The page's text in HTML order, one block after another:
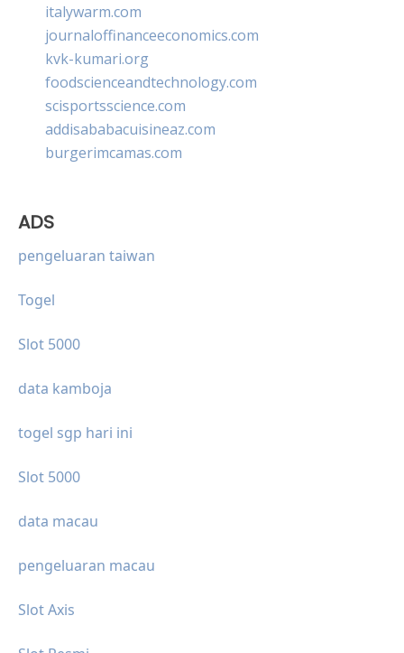
italywarm.com
journaloffinanceeconomics.com
kvk-kumari.org
foodscienceandtechnology.com
scisportsscience.com
addisababacuisineaz.com
burgerimcamas.com
ADS
pengeluaran taiwan
Togel
Slot 5000
data kamboja
togel sgp hari ini
Slot 5000
data macau
pengeluaran macau
Slot Axis